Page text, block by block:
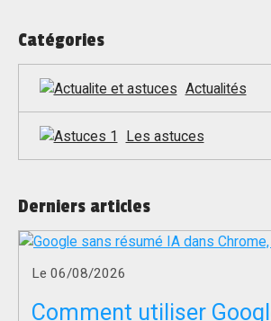
Catégories
Actualités
Les astuces
Derniers articles
Le 06/08/2026
Comment utiliser